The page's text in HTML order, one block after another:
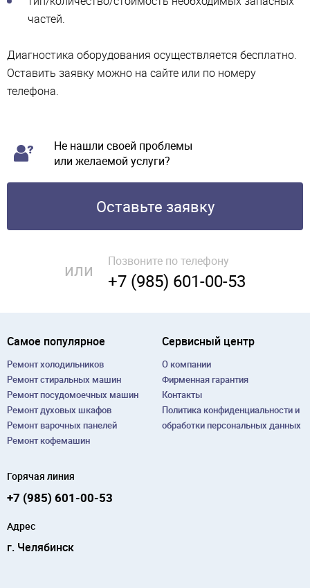
частей.
Диагностика оборудования осуществляется бесплатно.
Оставить заявку можно на сайте или по номеру
телефона.
Не нашли своей проблемы
или желаемой услуги?
Оставьте заявку
или Позвоните по телефону
+7 (985) 601-00-53
Самое популярное
Ремонт холодильников
Ремонт cтиральных машин
Ремонт посудомоечных машин
Ремонт духовых шкафов
Ремонт варочных панелей
Ремонт кофемашин
Сервисный центр
О компании
Фирменная гарантия
Контакты
Политика конфиденциальности и
обработки персональных данных
Горячая линия
+7 (985) 601-00-53
Адрес
г. Челябинск